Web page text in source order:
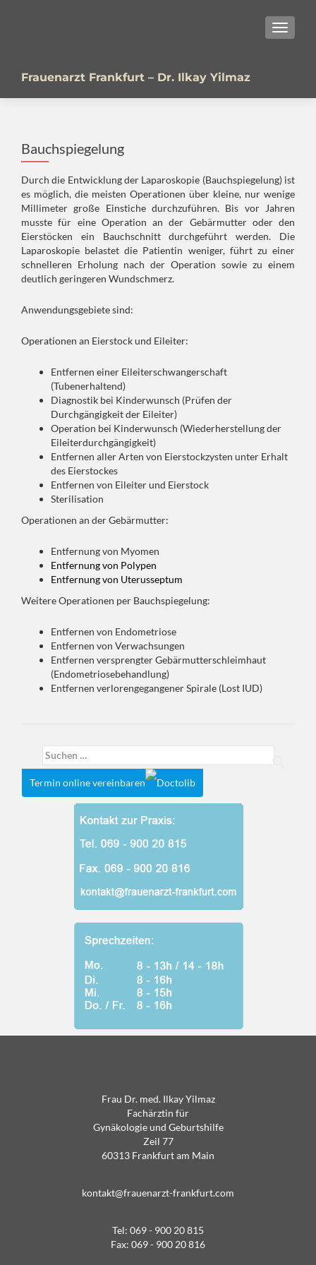
Frauenarzt Frankfurt – Dr. Ilkay Yilmaz
Bauchspiegelung
Durch die Entwicklung der Laparoskopie (Bauchspiegelung) ist
es möglich, die meisten Operationen über kleine, nur wenige
Millimeter große Einstiche durchzuführen. Bis vor Jahren
musste für eine Operation an der Gebärmutter oder den
Eierstöcken ein Bauchschnitt durchgeführt werden. Die
Laparoskopie belastet die Patientin weniger, führt zu einer
schnelleren Erholung nach der Operation sowie zu einem
deutlich geringeren Wundschmerz.
Anwendungsgebiete sind:
Operationen an Eierstock und Eileiter:
Entfernen einer Eileiterschwangerschaft
(Tubenerhaltend)
Diagnostik bei Kinderwunsch (Prüfen der
Durchgängigkeit der Eileiter)
Operation bei Kinderwunsch (Wiederherstellung der
Eileiterdurchgängigkeit)
Entfernen aller Arten von Eierstockzysten unter Erhalt
des Eierstockes
Entfernen von Eileiter und Eierstock
Sterilisation
Operationen an der Gebärmutter:
Entfernung von Myomen
Entfernung von Polypen
Entfernung von Uterusseptum
Weitere Operationen per Bauchspiegelung:
Entfernen von Endometriose
Entfernen von Verwachsungen
Entfernen versprengter Gebärmutterschleimhaut
(Endometriosebehandlung)
Entfernen verlorengegangener Spirale (Lost IUD)
Suchen
nach:
Termin online vereinbaren
Frau Dr. med. Ilkay Yilmaz
Fachärztin für
Gynäkologie und Geburtshilfe
Zeil 77
60313 Frankfurt am Main
kontakt@frauenarzt-frankfurt.com
Tel: 069 - 900 20 815
Fax: 069 - 900 20 816